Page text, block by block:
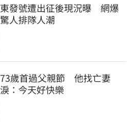
東發號遭出征後現況曝　網爆
驚人排隊人潮
73歲首過父親節　他找亡妻
淚：今天好快樂